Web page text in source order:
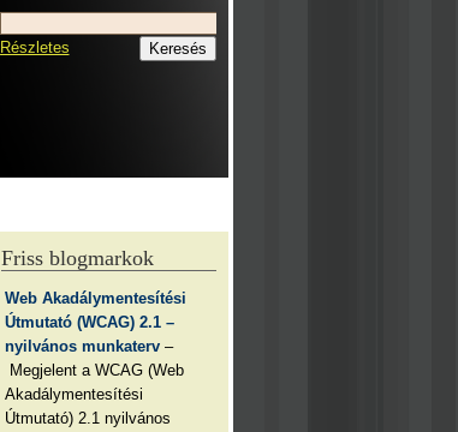
Részletes
Friss blogmarkok
Web Akadálymentesítési
Útmutató (WCAG) 2.1 –
nyilvános munkaterv –
Megjelent a WCAG (Web
Akadálymentesítési
Útmutató) 2.1 nyilvános